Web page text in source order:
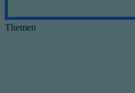
Themen